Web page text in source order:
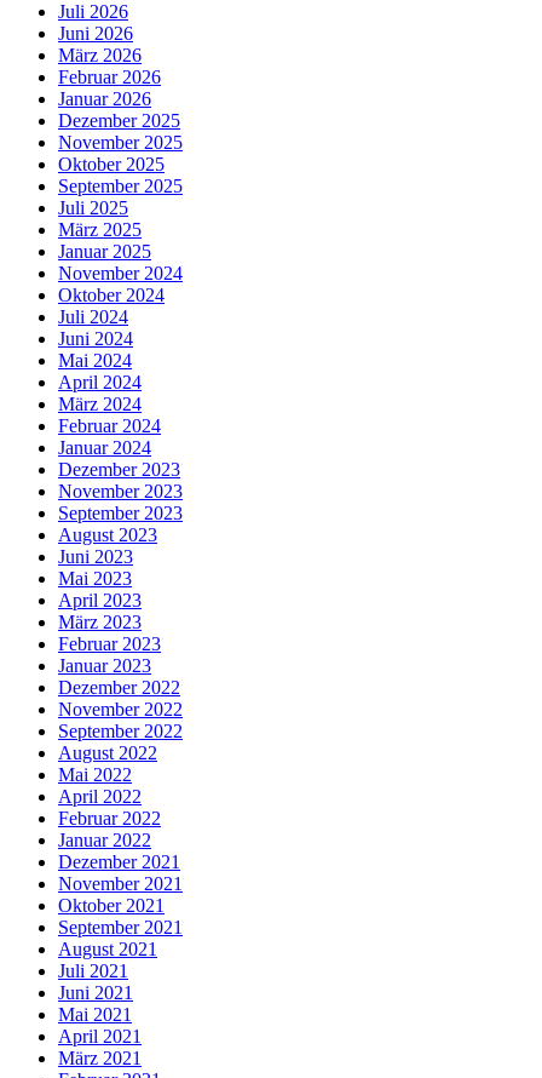
Juli 2026
Juni 2026
März 2026
Februar 2026
Januar 2026
Dezember 2025
November 2025
Oktober 2025
September 2025
Juli 2025
März 2025
Januar 2025
November 2024
Oktober 2024
Juli 2024
Juni 2024
Mai 2024
April 2024
März 2024
Februar 2024
Januar 2024
Dezember 2023
November 2023
September 2023
August 2023
Juni 2023
Mai 2023
April 2023
März 2023
Februar 2023
Januar 2023
Dezember 2022
November 2022
September 2022
August 2022
Mai 2022
April 2022
Februar 2022
Januar 2022
Dezember 2021
November 2021
Oktober 2021
September 2021
August 2021
Juli 2021
Juni 2021
Mai 2021
April 2021
März 2021